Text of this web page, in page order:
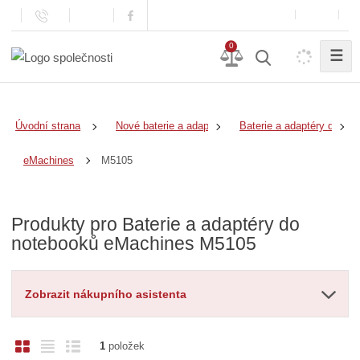
0
☰
Úvodní strana Nové baterie a adaptéry Baterie a adaptéry do
eMachines M5105
Produkty pro Baterie a adaptéry do
notebooků eMachines M5105
Zobrazit nákupního asistenta
O
Ř
1položek